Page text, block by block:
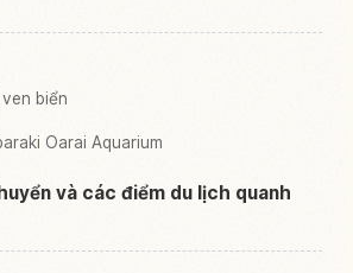
biển
Oarai Aquarium
và các điểm du lịch quanh